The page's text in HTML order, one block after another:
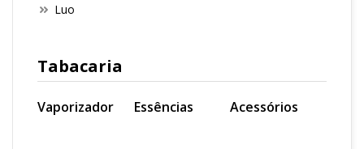
Luo
Tabacaria
Vaporizador Essências Acessórios